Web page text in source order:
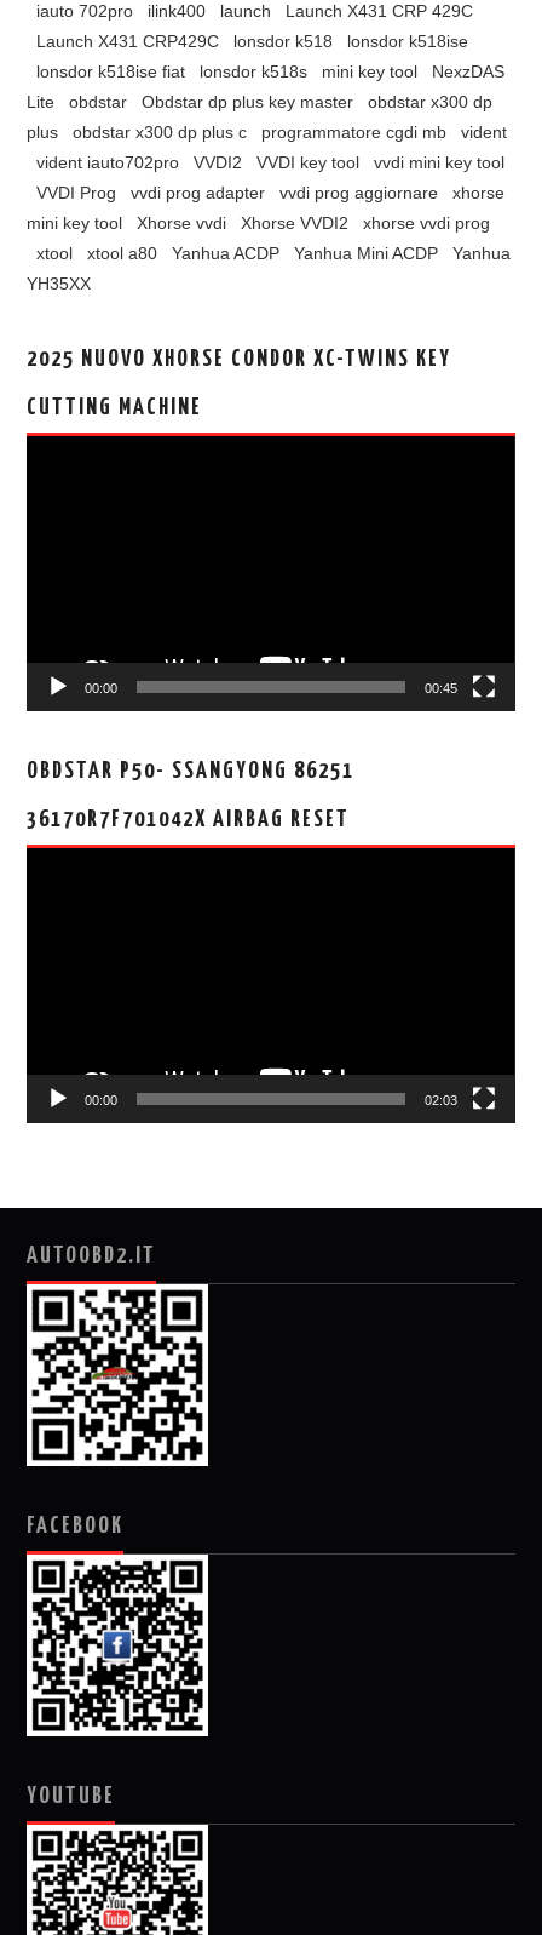
iauto 702pro
ilink400 launch
Launch X431 CRP 429C
Launch X431 CRP429C
lonsdor k518
lonsdor k518ise
lonsdor k518ise fiat
lonsdor k518s mini key tool
NexzDAS
Lite
obdstar Obdstar dp plus key master
obdstar x300 dp
plus
obdstar x300 dp plus c programmatore cgdi mb
vident
vident iauto702pro
VVDI2 VVDI key tool
vvdi mini key tool
VVDI Prog
vvdi prog adapter vvdi prog aggiornare
xhorse
mini key tool
Xhorse vvdi Xhorse VVDI2
xhorse vvdi prog
xtool
xtool a80 Yanhua ACDP Yanhua Mini ACDP
Yanhua
YH35XX
2025 NUOVO XHORSE CONDOR XC-TWINS KEY
CUTTING MACHINE
00:00 00:45
OBDSTAR P50- SSANGYONG 86251
36170R7F701042X AIRBAG RESET
00:00 02:03
AUTOOBD2.IT
FACEBOOK
YOUTUBE